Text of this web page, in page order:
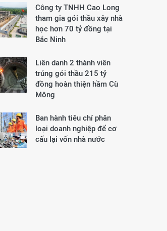
Công ty TNHH Cao Long
tham gia gói thầu xây nhà
học hơn 70 tỷ đồng tại
Bắc Ninh
Liên danh 2 thành viên
trúng gói thầu 215 tỷ
đồng hoàn thiện hầm Cù
Mông
Ban hành tiêu chí phân
loại doanh nghiệp để cơ
cấu lại vốn nhà nước